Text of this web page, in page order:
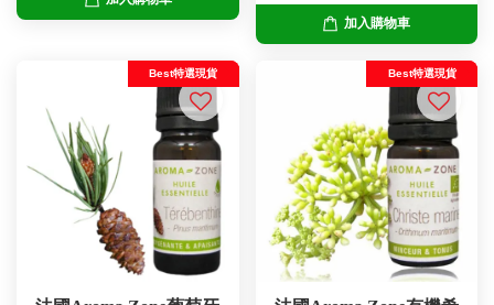
加入購物車
Best特選現貨 Best特選現貨